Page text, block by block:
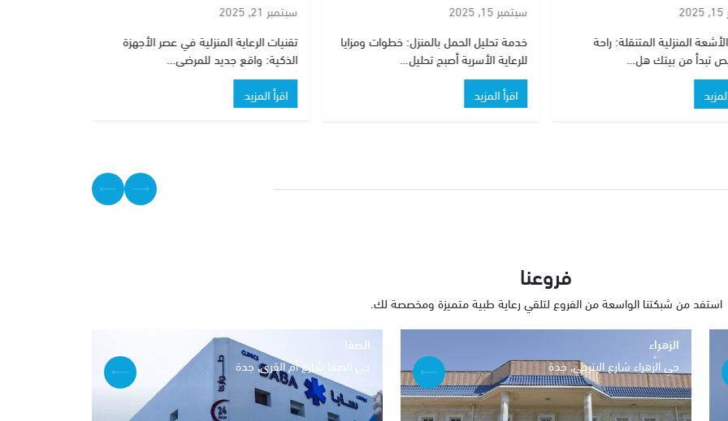
الحمل بالمنزل: خطوات ومزايا
الأسرية أصبح تحليل…
سبتمبر 21, 2025
تقنيات الرعاية المنزلية في عصر الأجهزة
الذكية: واقع جديد للمرضى…
اقرأ المزيد
سبتمبر 17, 2025
كل ما تريد معرفته عن ناد بلس NAD+
ومزاياه في…
اقرأ المزيد
فروعنا
استفد من شبكتنا الواسعة من الفروع لتلقي رعاية طبية متميزة ومخصصة لك.
الزهراء
حي الزهراء شارع البترجي, جدة
الصفا
حي الصفا شارع أم القرى, جدة